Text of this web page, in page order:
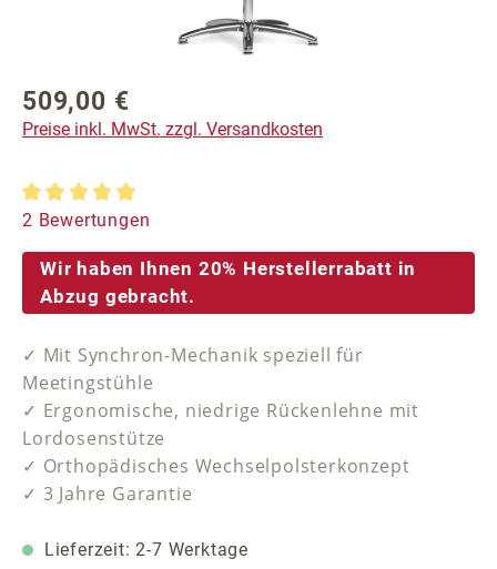
Regulärer Preis:
509,00 €
Preise inkl. MwSt. zzgl. Versandkosten
Durchschnittliche Bewertung von 5 von 5 Sternen
2 Bewertungen
Wir haben Ihnen 20% Herstellerrabatt in
Abzug gebracht.
✓ Mit Synchron-Mechanik speziell für
Meetingstühle
✓ Ergonomische, niedrige Rückenlehne mit
Lordosenstütze
✓ Orthopädisches Wechselpolsterkonzept
✓ 3 Jahre Garantie
Lieferzeit: 2-7 Werktage